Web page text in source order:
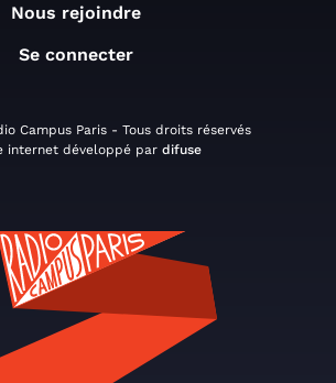
Nous rejoindre
Se connecter
Campus Paris - Tous droits réservés
internet développé par difuse